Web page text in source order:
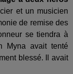
et un musicien
de remise des
se tiendra à
Myna avait tenté
blessé. Il avait